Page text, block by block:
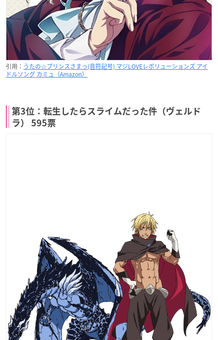
引用： うたの☆プリンスさまっ(音符記号) マジLOVEレボリューションズ アイ
ドルソング カミュ（Amazon）
第3位：転生したらスライムだった件（ヴェルド
ラ） 595票